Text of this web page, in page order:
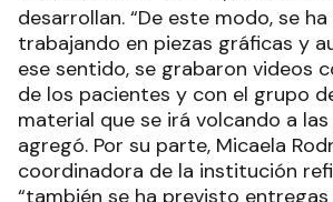
desarrollan. “De este modo, se
trabajando en piezas gráficas y
ese sentido, se grabaron videos
de los pacientes y con el grupo
material que se irá volcando a las
agregó. Por su parte, Micaela
coordinadora de la institución